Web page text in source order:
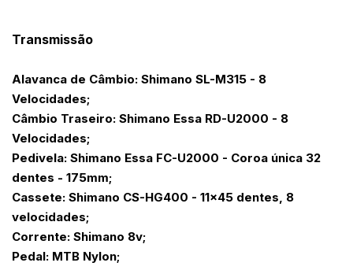
Transmissão
Alavanca de Câmbio: Shimano SL-M315 - 8
Velocidades;
Câmbio Traseiro: Shimano Essa RD-U2000 - 8
Velocidades;
Pedivela: Shimano Essa FC-U2000 - Coroa única 32
dentes - 175mm;
Cassete: Shimano CS-HG400 - 11x45 dentes, 8
velocidades;
Corrente: Shimano 8v;
Pedal: MTB Nylon;